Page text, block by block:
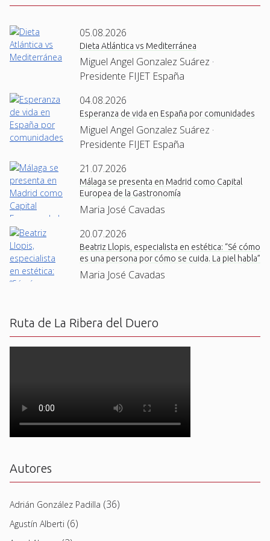
05.08.2026
Dieta Atlántica vs Mediterránea
Miguel Angel Gonzalez Suárez ·
Presidente FIJET España
04.08.2026
Esperanza de vida en España por comunidades
Miguel Angel Gonzalez Suárez ·
Presidente FIJET España
21.07.2026
Málaga se presenta en Madrid como Capital
Europea de la Gastronomía
Maria José Cavadas
20.07.2026
Beatriz Llopis, especialista en estética: “Sé cómo
es una persona por cómo se cuida. La piel habla”
Maria José Cavadas
Ruta de La Ribera del Duero
Autores
Adrián González Padilla (36)
Agustín Alberti (6)